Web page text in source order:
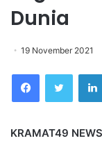
Dunia
19 November 2021
FacebookTwitter
KRAMAT49